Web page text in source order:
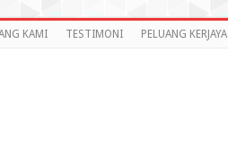
KAMI TESTIMONI PELUANG KERJAYA